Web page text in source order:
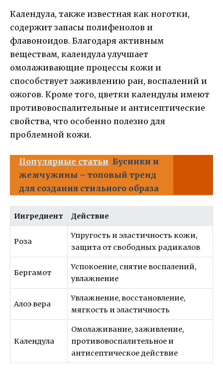
Календула, также известная как ноготки,
содержит запасы полифенолов и
флавоноидов. Благодаря активным
веществам, календула улучшает
омолаживающие процессы кожи и
способствует заживлению ран, воспалений и
ожогов. Кроме того, цветки календулы имеют
противовоспалительные и антисептические
свойства, что особенно полезно для
проблемной кожи.
Популярные статьи Бусинки и
жемчужины – топовый тренд
для создания стильного образа
Ингредиент Действие
Роза
Упругость и эластичность кожи,
защита от свободных радикалов
Бергамот
Успокоение, снятие воспалений,
увлажнение
Алоэ вера
Увлажнение, восстановление,
мягкость и эластичность
Календула
Омолаживание, заживление,
противовоспалительное и
антисептическое действие